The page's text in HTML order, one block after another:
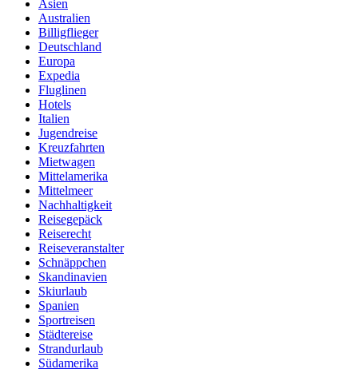
Asien
Australien
Billigflieger
Deutschland
Europa
Expedia
Fluglinen
Hotels
Italien
Jugendreise
Kreuzfahrten
Mietwagen
Mittelamerika
Mittelmeer
Nachhaltigkeit
Reisegepäck
Reiserecht
Reiseveranstalter
Schnäppchen
Skandinavien
Skiurlaub
Spanien
Sportreisen
Städtereise
Strandurlaub
Südamerika